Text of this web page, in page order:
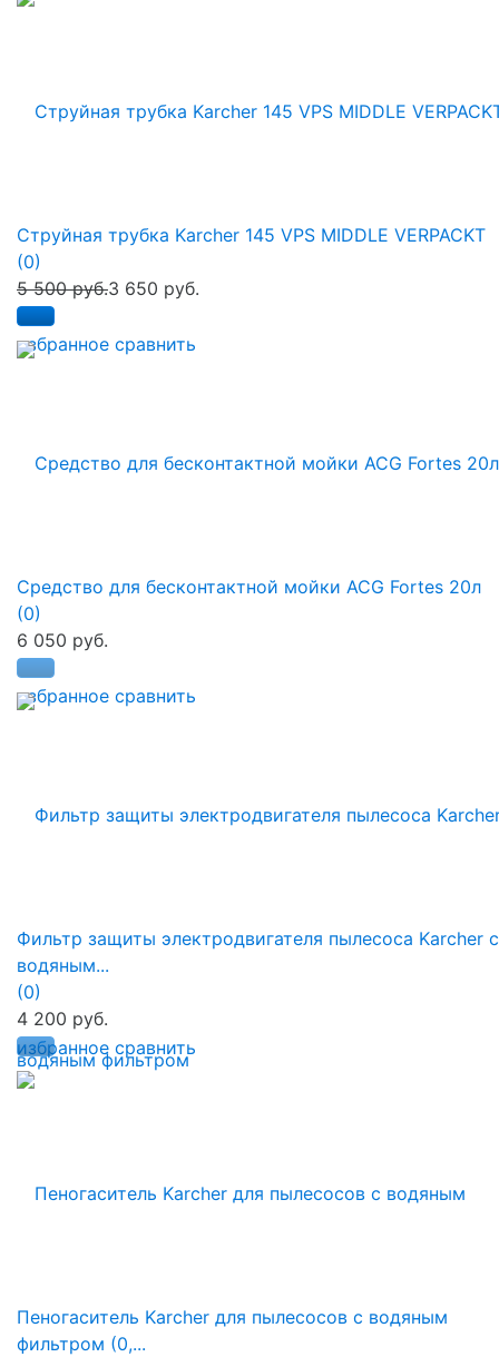
избранное сравнить
Струйная трубка Karcher 145 VPS MIDDLE VERPACKT
(0)
5 500 руб.3 650 руб.
избранное сравнить
Средство для бесконтактной мойки ACG Fortes 20л
(0)
6 050 руб.
избранное сравнить
Фильтр защиты электродвигателя пылесоса Karcher с
водяным...
(0)
4 200 руб.
Пеногаситель Karcher для пылесосов с водяным
фильтром (0,...